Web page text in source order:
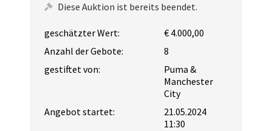
Diese Auktion ist bereits beendet.
geschätzter Wert:
€ 4.000,00
Anzahl der Gebote:
8
gestiftet von:
Puma &
Manchester
City
Angebot startet:
21.05.2024
11:30